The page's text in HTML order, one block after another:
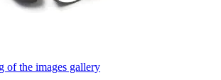
of the images gallery